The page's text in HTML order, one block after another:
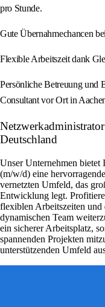
pro Stunde.
Gute Übernahmechancen
Flexible Arbeitszeit dank
Persönliche Betreuung und
Consultant vor Ort in
Deutschland
Unser Unternehmen bietet
(m/w/d) eine
vernetzten Umfeld, das
Entwicklung legt.
flexiblen Arbeitszeiten
dynamischen Team
ein sicherer Arbeitsplatz,
spannenden Projekten
unterstützenden Umfeld